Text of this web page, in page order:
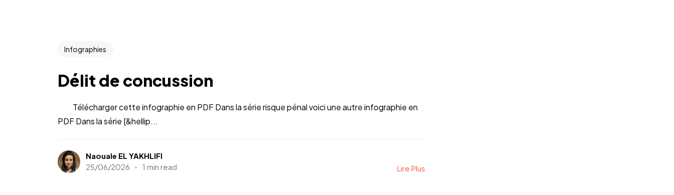
Infographies
Délit de concussion
Télécharger cette infographie en PDF Dans la série risque pénal voici une autre infographie en
PDF Dans la série [&hellip...
Naouale EL YAKHLIFI
25/06/2026
1 min read Lire Plus